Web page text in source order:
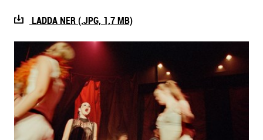
LADDA NER (.JPG, 1,7 MB)